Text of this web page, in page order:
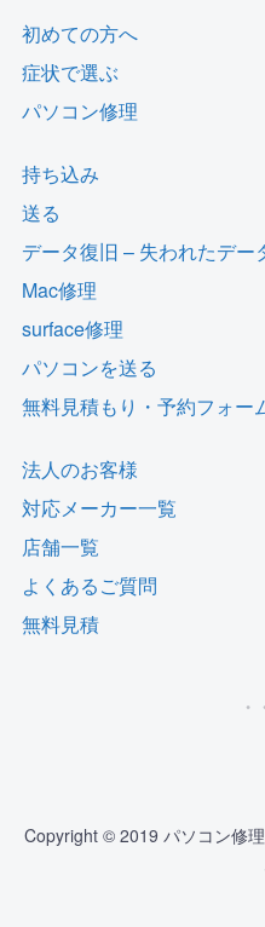
初めての方へ
症状で選ぶ
パソコン修理
持ち込み
送る
データ復旧 – 失われたデー
Mac修理
surface修理
パソコンを送る
無料見積もり・予約フォー
法人のお客様
対応メーカー一覧
店舗一覧
よくあるご質問
無料見積
Copyright © 2019 パソコン修